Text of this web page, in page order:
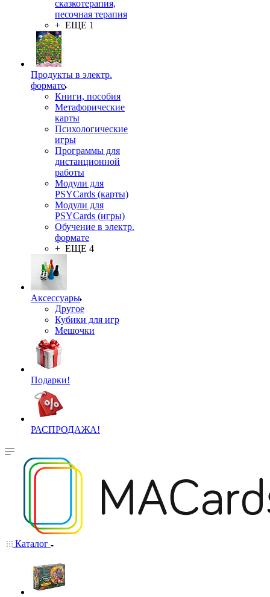
сказкотерапия,
песочная терапия
+ ЕЩЕ 1
Продукты в электр.
формате
Книги, пособия
Метафорические
карты
Психологические
игры
Программы для
дистанционной
работы
Модули для
PSYCards (карты)
Модули для
PSYCards (игры)
Обучение в электр.
формате
+ ЕЩЕ 4
Аксессуары
Другое
Кубики для игр
Мешочки
Подарки!
РАСПРОДАЖА!
Каталог